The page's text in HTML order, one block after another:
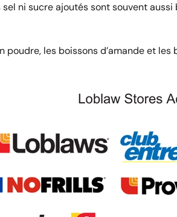
ni sucre ajoutés sont souvent
poudre, les boissons d’amande et